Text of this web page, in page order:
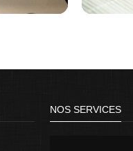
NOS SERVICES